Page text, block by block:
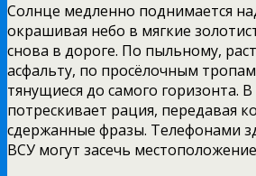
Солнце медленно поднимается
окрашивая небо в мягкие
снова в дороге. По пыльному,
асфальту, по просёлочным
тянущиеся до самого горизонта.
потрескивает рация, передавая
сдержанные фразы. Телефонами
ВСУ могут засечь